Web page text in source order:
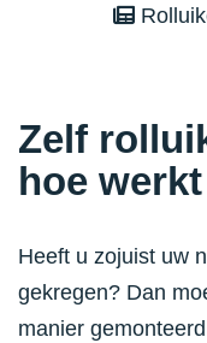
Zelf
hoe
Heeft u zojuist uw
gekregen? Dan
manier